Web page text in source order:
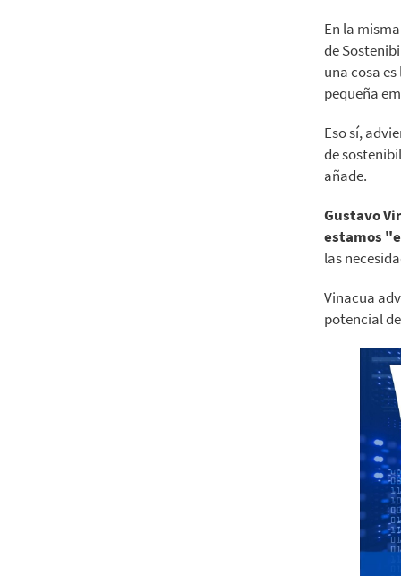
En la
de
una cosa
pequeña
Eso sí,
de
añade.
Gustavo
estamos
las
Vinacua
potencial